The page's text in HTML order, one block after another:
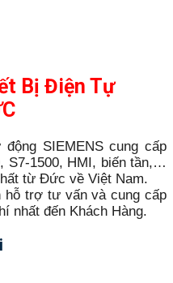
Bị Điện Tự
SIEMENS cung cấp
S7-1500, HMI, biến tần,…
từ Đức về Việt Nam.
hỗ trợ tư vấn và cung cấp
nhất đến Khách Hàng.